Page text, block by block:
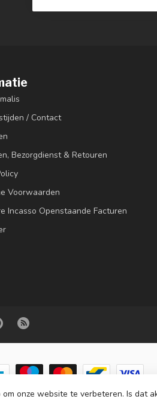
/ Contact
Bezorgdienst & Retouren
Voorwaarden
Incasso Openstaande Facturen
onze website te verbeteren. Is dat